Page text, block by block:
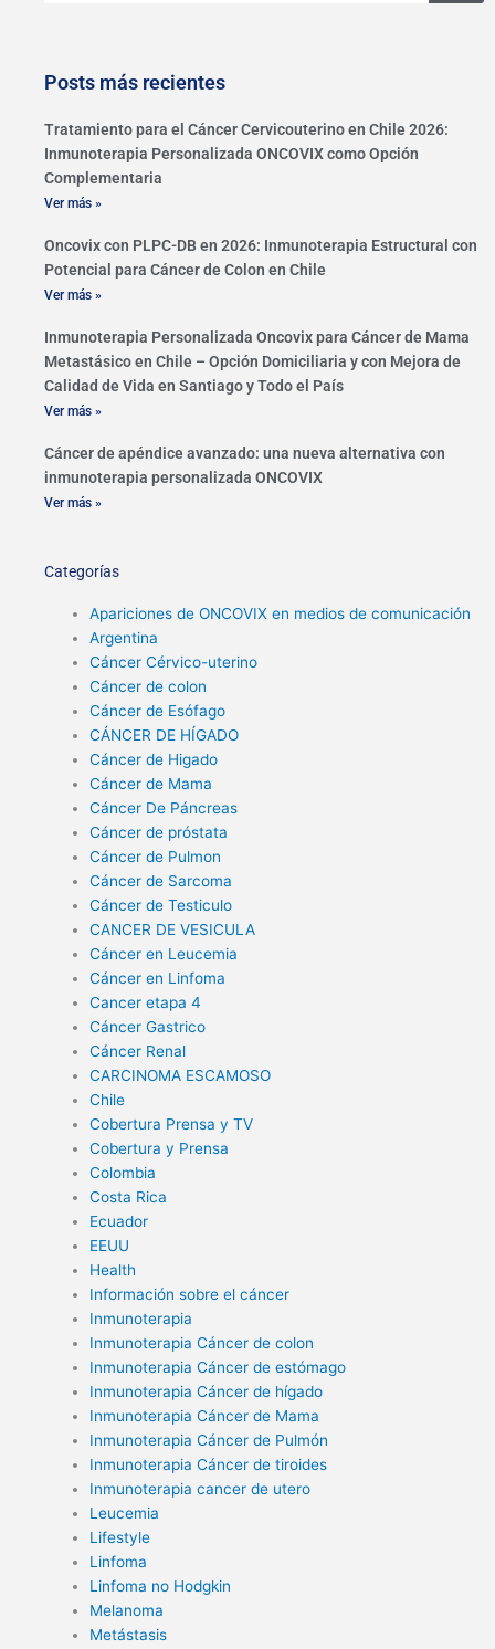
Posts más recientes
Tratamiento para el Cáncer Cervicouterino en Chile 2026:
Inmunoterapia Personalizada ONCOVIX como Opción
Complementaria
Ver más »
Oncovix con PLPC-DB en 2026: Inmunoterapia Estructural con
Potencial para Cáncer de Colon en Chile
Ver más »
Inmunoterapia Personalizada Oncovix para Cáncer de Mama
Metastásico en Chile – Opción Domiciliaria y con Mejora de
Calidad de Vida en Santiago y Todo el País
Ver más »
Cáncer de apéndice avanzado: una nueva alternativa con
inmunoterapia personalizada ONCOVIX
Ver más »
Categorías
Apariciones de ONCOVIX en medios de comunicación
Argentina
Cáncer Cérvico-uterino
Cáncer de colon
Cáncer de Esófago
CÁNCER DE HÍGADO
Cáncer de Higado
Cáncer de Mama
Cáncer De Páncreas
Cáncer de próstata
Cáncer de Pulmon
Cáncer de Sarcoma
Cáncer de Testiculo
CANCER DE VESICULA
Cáncer en Leucemia
Cáncer en Linfoma
Cancer etapa 4
Cáncer Gastrico
Cáncer Renal
CARCINOMA ESCAMOSO
Chile
Cobertura Prensa y TV
Cobertura y Prensa
Colombia
Costa Rica
Ecuador
EEUU
Health
Información sobre el cáncer
Inmunoterapia
Inmunoterapia Cáncer de colon
Inmunoterapia Cáncer de estómago
Inmunoterapia Cáncer de hígado
Inmunoterapia Cáncer de Mama
Inmunoterapia Cáncer de Pulmón
Inmunoterapia Cáncer de tiroides
Inmunoterapia cancer de utero
Leucemia
Lifestyle
Linfoma
Linfoma no Hodgkin
Melanoma
Metástasis